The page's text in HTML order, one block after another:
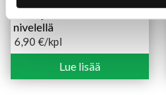
Säätöjalka Rollmex M8x40
nivelellä
6,90 €/kpl
Lue lisää